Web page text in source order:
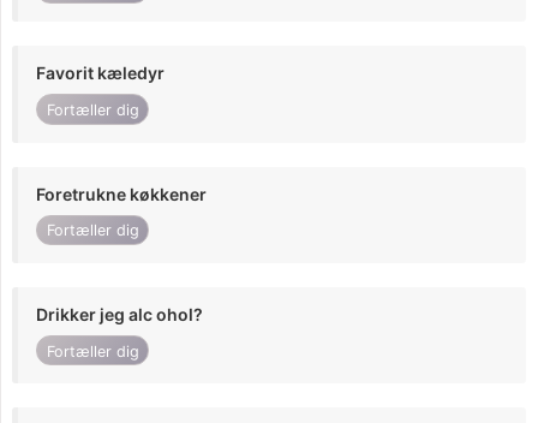
Favorit kæledyr
Fortæller dig
Foretrukne køkkener
Fortæller dig
Drikker jeg alc ohol?
Fortæller dig